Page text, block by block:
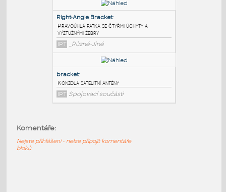
Konzola římsy
RFA Stěny
bracket:
Konzola satelitní antény
IPT
IPT _Různé-Jiné
Komentáře:
Nejste přihlášeni - nelze připojit komentáře
bloků